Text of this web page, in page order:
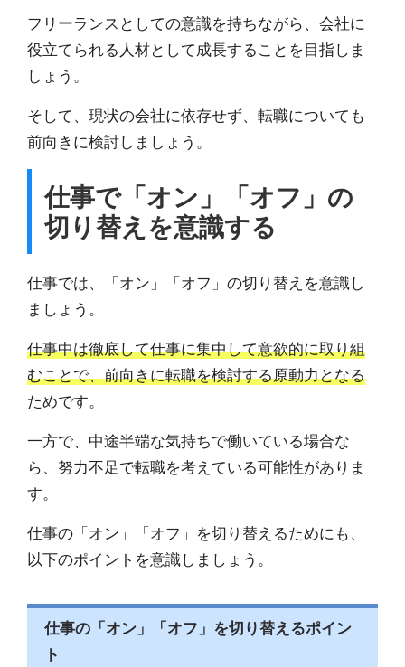
フリーランスとしての意識を持ちながら、会社に
役立てられる人材として成長することを目指しま
しょう。
そして、現状の会社に依存せず、転職についても
前向きに検討しましょう。
仕事で「オン」「オフ」の
切り替えを意識する
仕事では、「オン」「オフ」の切り替えを意識し
ましょう。
仕事中は徹底して仕事に集中して意欲的に取り組
むことで、前向きに転職を検討する原動力となる
ためです。
一方で、中途半端な気持ちで働いている場合な
ら、努力不足で転職を考えている可能性がありま
す。
仕事の「オン」「オフ」を切り替えるためにも、
以下のポイントを意識しましょう。
仕事の「オン」「オフ」を切り替えるポイン
ト